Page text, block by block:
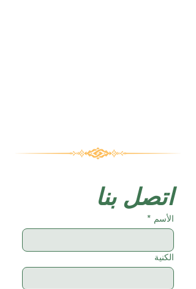
اتصل بنا
الأسم *
الكنية